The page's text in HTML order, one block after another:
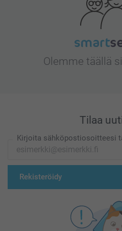
Olemme täällä
Tilaa
Kirjoita sähköpostiosoitteesi
Rekisteröidy